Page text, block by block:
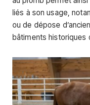
liés à son usage,
ou de dépose
bâtiments historiques